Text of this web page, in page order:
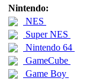
Nintendo:
NES
Super NES
Nintendo 64
GameCube
Game Boy